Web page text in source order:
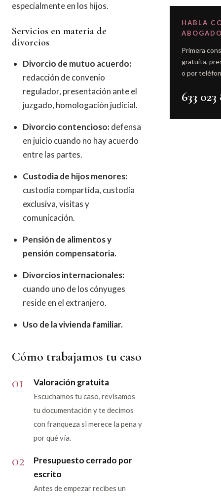
especialmente en los hijos.
Servicios en materia de
divorcios
Divorcio de mutuo acuerdo:
redacción de convenio
regulador, presentación ante el
juzgado, homologación judicial.
Divorcio contencioso:defensa
en juicio cuando no hay acuerdo
entre las partes.
Custodia de hijos menores:
custodia compartida, custodia
exclusiva, visitas y
comunicación.
Pensión de alimentos y
pensión compensatoria.
Divorcios internacionales:
cuando uno de los cónyuges
reside en el extranjero.
Uso de la vivienda familiar.
Cómo trabajamos tu caso
01 Valoración gratuita
Escuchamos tu caso, revisamos
tu documentación y te decimos
con franqueza si merece la pena y
por qué vía.
02
Presupuesto cerrado por
escrito
Antes de empezar recibes un
HABLA
Primera
gratuita,
o por
633 023